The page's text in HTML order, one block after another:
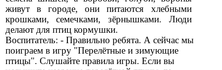
живут в городе, они питаются хлебными
крошками, семечками, зёрнышками. Люди
делают для птиц кормушки.
Воспитатель: - Правильно ребята. А сейчас мы
поиграем в игру "Перелётные и зимующие
птицы". Слушайте правила игры. Если вы